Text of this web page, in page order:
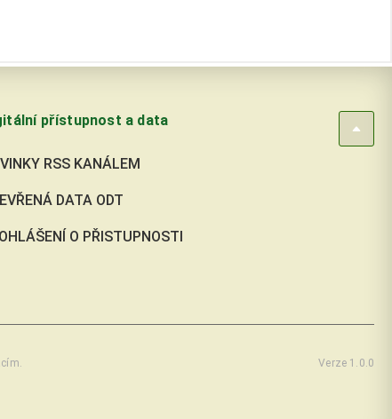
přístupnost a data
RSS KANÁLEM
DATA ODT
O PŘISTUPNOSTI
Verze 1.0.0